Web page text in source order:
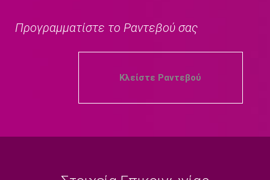
Προγραμματίστε το Ραντεβού σας
Κλείστε Ραντεβού